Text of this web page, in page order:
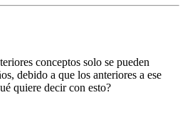
conceptos solo se pueden
debido a que los anteriores a ese
quiere decir con esto?